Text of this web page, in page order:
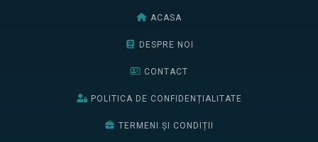
ACASA
DESPRE NOI
CONTACT
POLITICA DE CONFIDENȚIALITATE
TERMENI ȘI CONDIȚII